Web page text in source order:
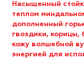
Насыщенный
теплом
дополненный
гвоздики, корицы,
кожу волшебной
энергией для